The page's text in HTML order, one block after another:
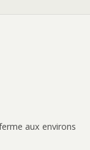
aux environs